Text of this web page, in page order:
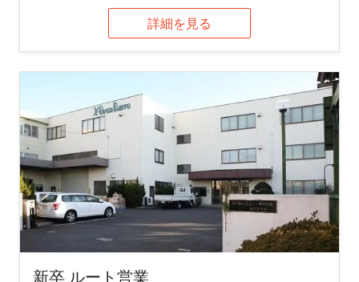
詳細を見る
新卒 ルート営業